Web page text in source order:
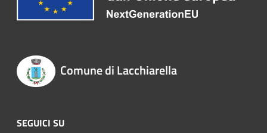
Comune di Lacchiarella
SEGUICI SU